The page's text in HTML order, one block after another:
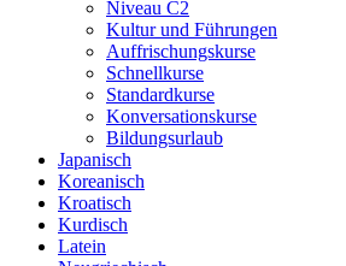
Niveau C2
Kultur und Führungen
Auffrischungskurse
Schnellkurse
Standardkurse
Konversationskurse
Bildungsurlaub
Japanisch
Koreanisch
Kroatisch
Kurdisch
Latein